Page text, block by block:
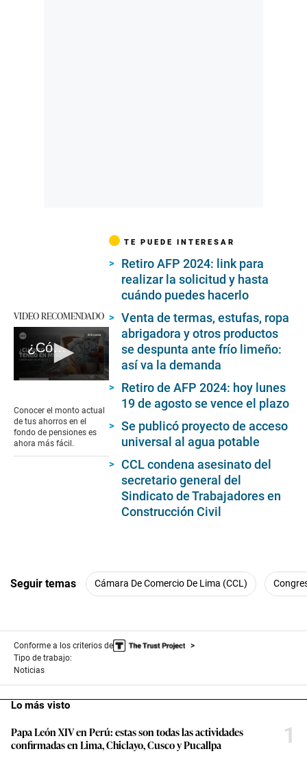
VIDEO RECOMENDADO
¿Cómo saber cuánto dinero tengo en mi AFP?
of
2
minutes,
56
Conocer el monto actual
de tus ahorros en el
fondo de pensiones es
ahora más fácil.
TE PUEDE INTERESAR
Retiro AFP 2024: link para
realizar la solicitud y hasta
cuándo puedes hacerlo
Venta de termas, estufas, ropa
abrigadora y otros productos
se despunta ante frío limeño:
así va la demanda
Retiro de AFP 2024: hoy lunes
19 de agosto se vence el plazo
Se publicó proyecto de acceso
universal al agua potable
CCL condena asesinato del
secretario general del
Sindicato de Trabajadores en
Construcción Civil
Seguir temas Cámara De Comercio De Lima (CCL)
Conforme a los criterios de
Tipo de trabajo:
Noticias
Lo más visto
Papa León XIV en Perú: estas son todas las actividades
confirmadas en Lima, Chiclayo, Cusco y Pucallpa
1